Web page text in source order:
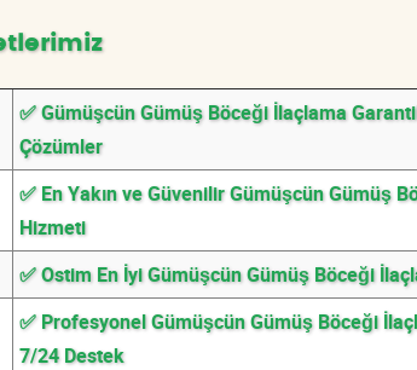
✅ Gümüşcün Gümüş Böceği İlaçlama
Çözümler
✅ En Yakın ve Güvenilir Gümüşcün Gümüş
Hizmeti
✅ Ostim En İyi Gümüşcün Gümüş Böceği
✅ Profesyonel Gümüşcün Gümüş Böceği
7/24 Destek